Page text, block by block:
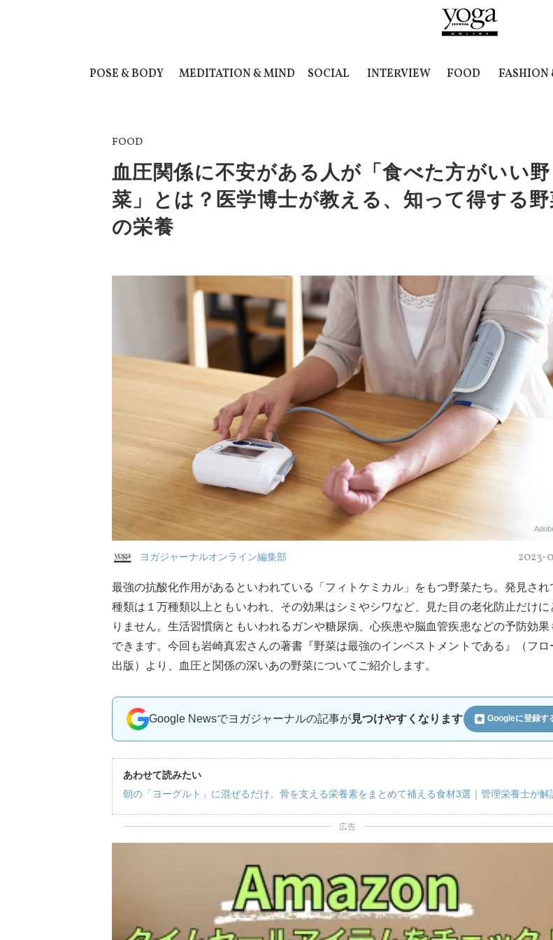
POSE & BODY MEDITATION & MIND SOCIAL INTERVIEW FOOD FASHION
FOOD
血圧関係に不安がある人が「食べた方がいい野
菜」とは？医学博士が教える、知って得する野
の栄養
ヨガジャーナルオンライン編集部 2023-
最強の抗酸化作用があるといわれている「フィトケミカル」をもつ野菜たち。発見され
種類は１万種類以上ともいわれ、その効果はシミやシワなど、見た目の老化防止だけに
りません。生活習慣病ともいわれるガンや糖尿病、心疾患や脳血管疾患などの予防効果
できます。今回も岩崎真宏さんの著書『野菜は最強のインベストメントである』（フロ
出版）より、血圧と関係の深いあの野菜についてご紹介します。
Google Newsでヨガジャーナルの記事が見つけやすくなります Googleに登録す
あわせて読みたい
朝の「ヨーグルト」に混ぜるだけ。骨を支える栄養素をまとめて補える食材3選｜管理栄養士が解
広告